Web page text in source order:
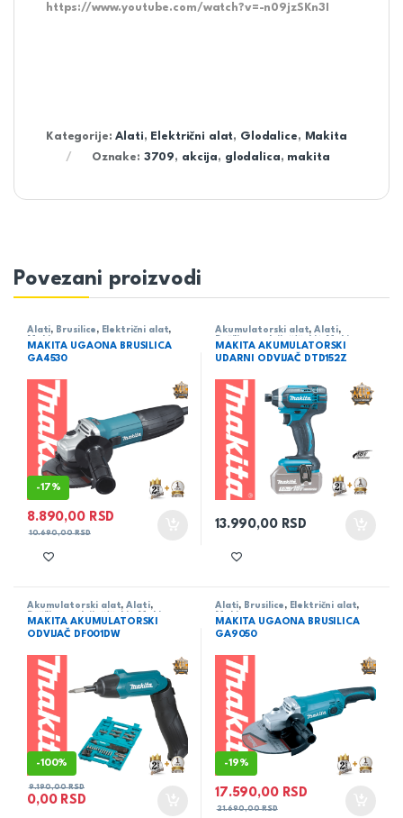
https://www.youtube.com/watch?v=-n09jzSKn3I
Kategorije:Alati, Električni alat, Glodalice,
Makita
Oznake: 3709, akcija, glodalica, makita
Povezani proizvodi
Alati, Brusilice , Električni alat,
MAKITA UGAONA BRUSILICA
GA4530
-17%
8.890,00 RSD
10.690,00RSD
Akumulatorski alat,Alati,
MAKITA AKUMULATORSKI
UDARNI ODVIJAČ DTD152Z
13.990,00 RSD
Akumulatorski alat,Alati,
MAKITA AKUMULATORSKI
ODVIJAČ DF001DW
-100%
0,00 RSD
9.190,00RSD
Alati, Brusilice , Električni alat,
MAKITA UGAONA BRUSILICA
GA9050
-19%
17.590,00 RSD
21.690,00RSD